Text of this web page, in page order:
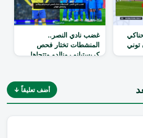
توني
غضب نادي النصر..
المنشطات تختار فحص
كريستيانو رونالدو وتتجاهل
أضف تعليقاً ↓